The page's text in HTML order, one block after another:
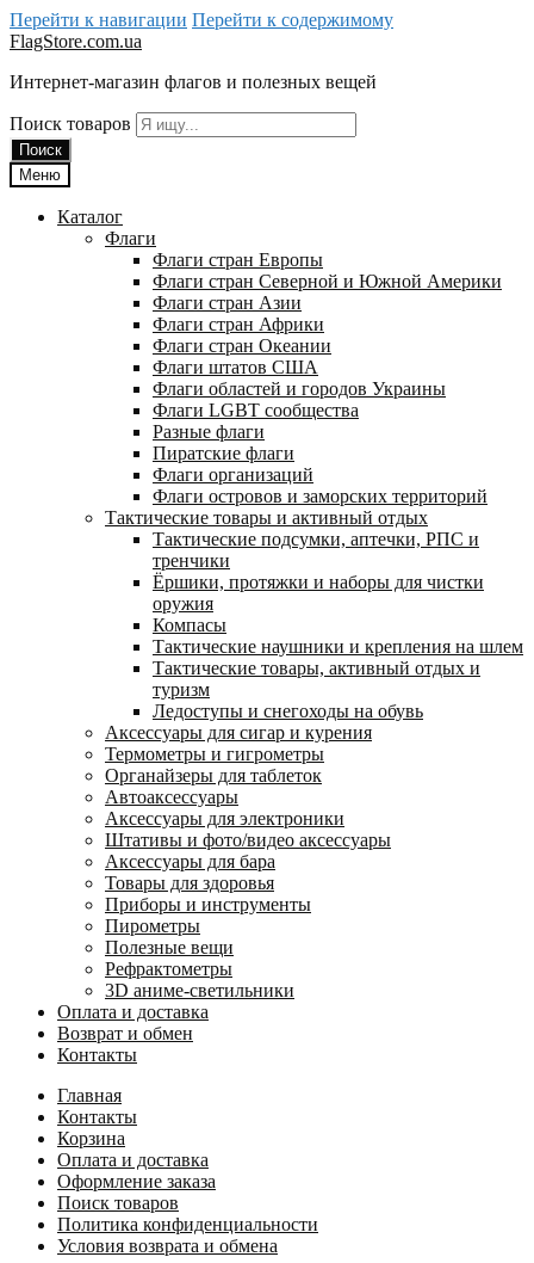
Перейти к навигации Перейти к содержимому
FlagStore.com.ua
Интернет-магазин флагов и полезных вещей
Поиск товаров
Поиск
Меню
Каталог
Флаги
Флаги стран Европы
Флаги стран Северной и Южной Америки
Флаги стран Азии
Флаги стран Африки
Флаги стран Океании
Флаги штатов США
Флаги областей и городов Украины
Флаги LGBT сообщества
Разные флаги
Пиратские флаги
Флаги организаций
Флаги островов и заморских территорий
Тактические товары и активный отдых
Тактические подсумки, аптечки, РПС и
тренчики
Ëршики, протяжки и наборы для чистки
оружия
Компасы
Тактические наушники и крепления на шлем
Тактические товары, активный отдых и
туризм
Ледоступы и снегоходы на обувь
Аксессуары для сигар и курения
Термометры и гигрометры
Органайзеры для таблеток
Автоаксессуары
Аксессуары для электроники
Штативы и фото/видео аксессуары
Аксессуары для бара
Товары для здоровья
Приборы и инструменты
Пирометры
Полезные вещи
Рефрактометры
3D аниме-светильники
Оплата и доставка
Возврат и обмен
Контакты
Главная
Контакты
Корзина
Оплата и доставка
Оформление заказа
Поиск товаров
Политика конфиденциальности
Условия возврата и обмена